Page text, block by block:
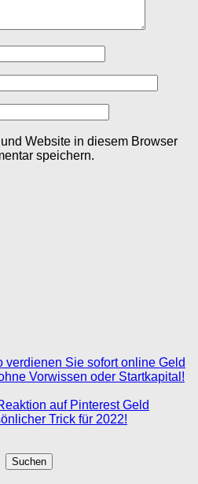
Website in diesem Browser
speichern.
verdienen Sie sofort online Geld
Vorwissen oder Startkapital!
auf Pinterest Geld
Trick für 2022!
Suchen